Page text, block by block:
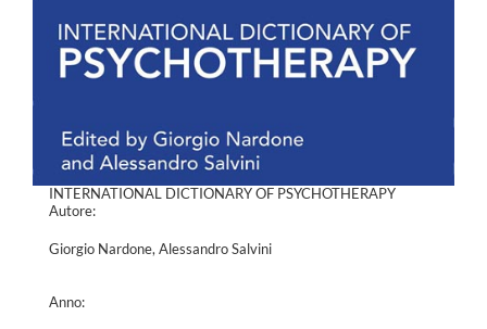
INTERNATIONAL DICTIONARY OF PSYCHOTHERAPY
Autore:
Giorgio Nardone, Alessandro Salvini
Anno: